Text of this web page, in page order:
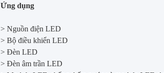
Ứng dụng
> Nguồn điện LED
> Bộ điều khiển LED
> Đèn LED
> Đèn âm trần LED